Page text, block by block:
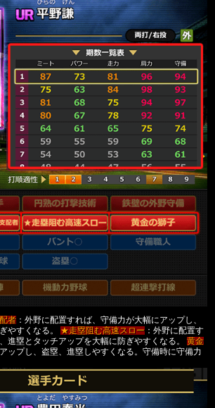
者：外野に配置すれば、守備力が大幅にアップし、
やすくなる。
★走塁阻む高速スロー：外野に配置す
進塁とタッチアップを大幅に防ぎやすくなる。
黄金
ップし、盗塁、進塁しやすくなる。守備時に守備力